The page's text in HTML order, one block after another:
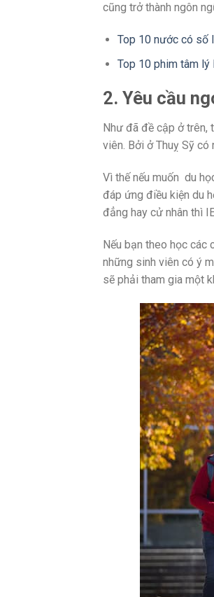
cũng trở thành ngôn
Top 10 nước có số
Top 10 phim tâm lý
2. Yêu cầu
Như đã đề cập ở trên,
viên. Bởi ở Thuỵ Sỹ
Vì thế nếu muốn du
đáp ứng điều kiện du
đẳng hay cử nhân thì
Nếu bạn theo học các
những sinh viên có ý
sẽ phải tham gia một